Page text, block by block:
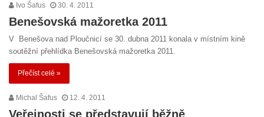
Ivo Šafus 30. 4. 2011
Benešovská mažoretka 2011
V Benešova nad Ploučnicí se 30. dubna 2011 konala v místním kině
soutěžní přehlídka Benešovská mažoretka 2011.
Přečíst celé »
Michal Šafus 12. 4. 2011
Veřejnosti se představují běžně